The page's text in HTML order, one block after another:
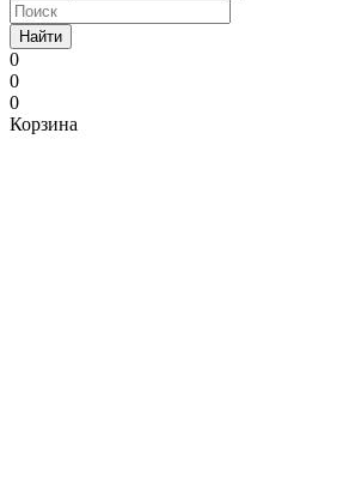
Найти
0
0
0
Корзина